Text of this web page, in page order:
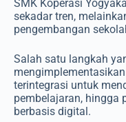
SMK Koperasi
sekadar tren,
pengembangan
Salah satu langkah
terintegrasi untuk
pembelajaran, hingga
berbasis digital.